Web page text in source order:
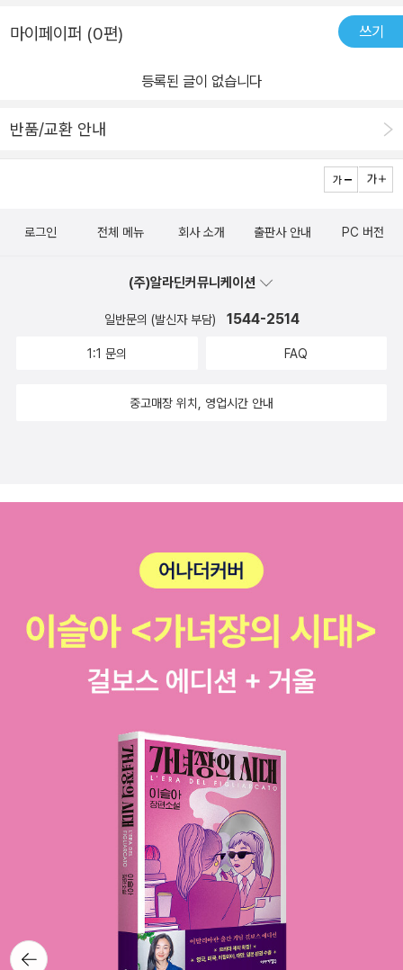
마이페이퍼 (0편) 쓰기
등록된 글이 없습니다
반품/교환 안내
뒤로가
기
로그인 전체 메뉴 회사 소개 출판사 안내 PC 버전
(주)알라딘커뮤니케이션
일반문의 (발신자 부담) 1544-2514
1:1 문의 FAQ
중고매장 위치, 영업시간 안내